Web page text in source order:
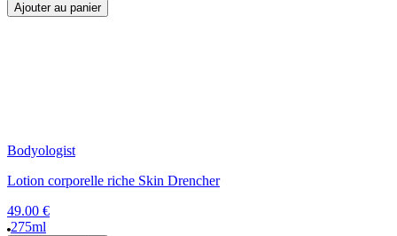
Ajouter au panier
Bodyologist
Lotion corporelle riche Skin Drencher
49.00 €
275ml